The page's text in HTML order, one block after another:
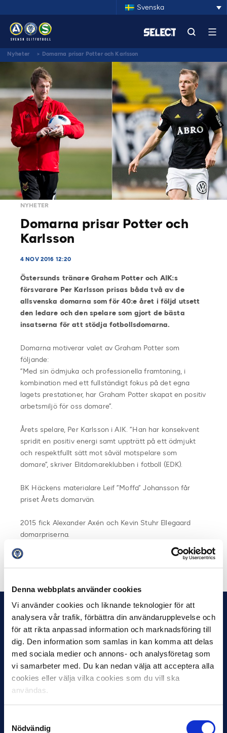
Denna webbplats använder cookies
Vi använder cookies och liknande teknologier för att
analysera vår trafik, förbättra din användarupplevelse och
för att rikta anpassad information och marknadsföring till
dig. Den information som samlas in kan komma att delas
med sociala medier och annons- och analysföretag som
vi samarbeter med. Du kan nedan välja att acceptera alla
cookies eller välja vilka cookies som du vill ska
användas.
Nödvändig
Svenska
Nyheter > Domarna prisar Potter och Karlsson
NYHETER
Domarna prisar Potter och
Karlsson
4 NOV 2016 12:20
Östersunds tränare Graham Potter och AIK:s
försvarare Per Karlsson prisas båda två av de
allsvenska domarna som för 40:e året i följd utsett
den ledare och den spelare som gjort de bästa
insatserna för att stödja fotbollsdomarna.
Domarna motiverar valet av Graham Potter som
följande:
”Med sin ödmjuka och professionella framtoning, i
kombination med ett fullständigt fokus på det egna
lagets prestationer, har Graham Potter skapat en positiv
arbetsmiljö för oss domare”.
Årets spelare, Per Karlsson i AIK. ”Han har konsekvent
spridit en positiv energi samt uppträtt på ett ödmjukt
och respektfullt sätt mot såväl motspelare som
domare”, skriver Elitdomareklubben i fotboll (EDK).
BK Häckens materialare Leif ”Moffa” Johansson får
priset Årets domarvän.
2015 fick Alexander Axén och Kevin Stuhr Ellegaard
domarpriserna.
Dela på Twitter